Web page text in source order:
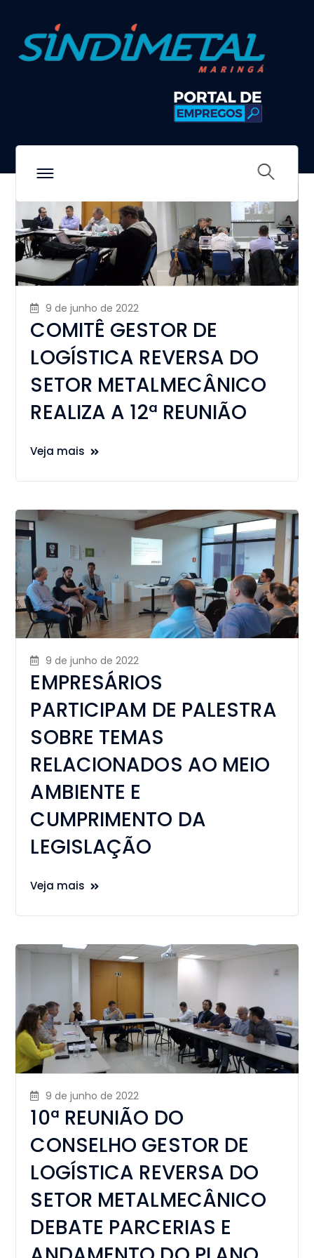
Documentos LR
9 de junho de 2022
COMITÊ GESTOR DE
LOGÍSTICA REVERSA DO
SETOR METALMECÂNICO
REALIZA A 12ª REUNIÃO
Veja mais
9 de junho de 2022
EMPRESÁRIOS
PARTICIPAM DE PALESTRA
SOBRE TEMAS
RELACIONADOS AO MEIO
AMBIENTE E
CUMPRIMENTO DA
LEGISLAÇÃO
Veja mais
9 de junho de 2022
10ª REUNIÃO DO
CONSELHO GESTOR DE
LOGÍSTICA REVERSA DO
SETOR METALMECÂNICO
DEBATE PARCERIAS E